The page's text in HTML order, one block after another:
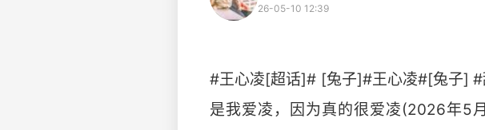
26-05-10 12:39
#王心凌[超话]# [兔子]#王心凌#[兔子] #
是我爱凌，因为真的很爱凌(2026年5